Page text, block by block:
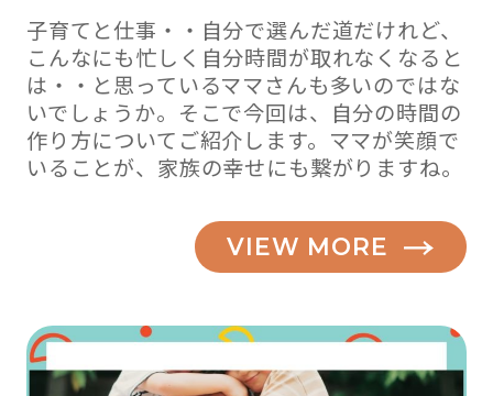
子育てと仕事・・自分で選んだ道だけれど、
こんなにも忙しく自分時間が取れなくなると
は・・と思っているママさんも多いのではな
いでしょうか。そこで今回は、自分の時間の
作り方についてご紹介します。ママが笑顔で
いることが、家族の幸せにも繋がりますね。
VIEW MORE